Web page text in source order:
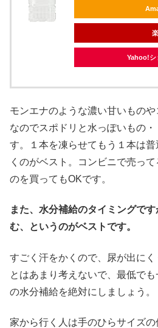
Yahoo!シ
モンエナのような濃い甘いもの
なのでスポドリと水っぽいもの
す。１本を凍らせてもう１本は
くのがベスト。コンビニで売っ
のを買ってもOKです。
また、水分補給のタイミングで
む、というのがベストです。
すごく汗をかくので、尿が出に
とはあまり考えないで、最低で
の水分補給を絶対にしましょう。
家から行く人は手のひらサイズ